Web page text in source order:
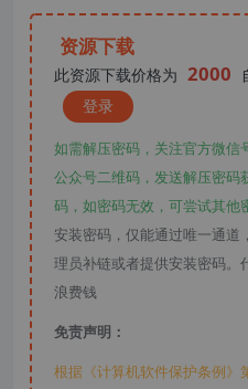
资源下载
此资源下载价格为 2000
登录
如需解压密码，关注官方微信
公众号二维码，发送解压密码
码，如密码无效，可尝试其他
安装密码，仅能通过唯一通道
理员补链或者提供安装密码。
浪费钱
免责声明：
根据《计算机软件保护条例》